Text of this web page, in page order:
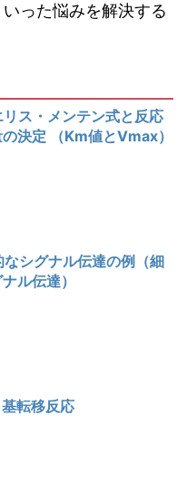
った悩みを解決する
ス・メンテン式と反応
決定 （Km値とVmax）
シグナル伝達の例（細
ル伝達）
転移反応